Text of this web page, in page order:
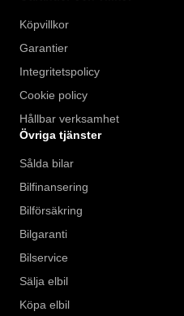
Köpvillkor
Garantier
Integritetspolicy
Cookie policy
Hållbar verksamhet
Övriga tjänster
Sålda bilar
Bilfinansering
Bilförsäkring
Bilgaranti
Bilservice
Sälja elbil
Köpa elbil